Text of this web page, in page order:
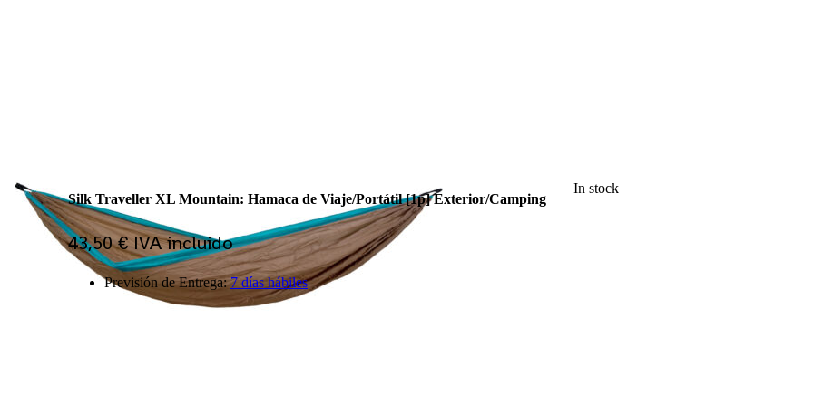
Silk Traveller XL Mountain: Hamaca de Viaje/Portátil [1p] Exterior/Camping
43,50€IVA incluido
Previsión de Entrega:7 días hábiles
In stock